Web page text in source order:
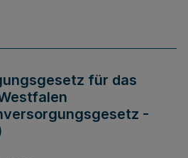
für das
-